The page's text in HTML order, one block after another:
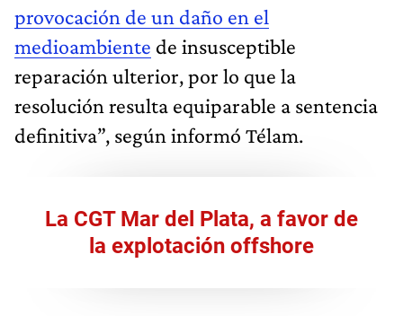
provocación de un daño en el
medioambiente de insusceptible
reparación ulterior, por lo que la
resolución resulta equiparable a sentencia
definitiva”, según informó Télam.
La CGT Mar del Plata, a favor de
la explotación offshore